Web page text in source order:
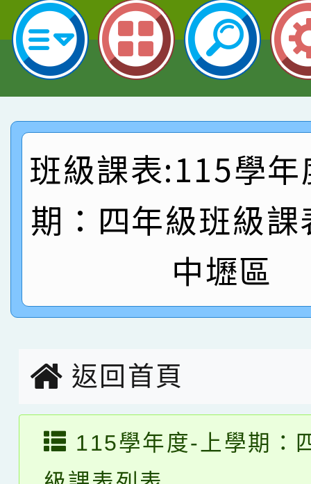
名 指導老師王老師、
園市英語競賽國小朗讀
指導老師林老師
賀！本校參加桃園市中
賽 劉文瑛教師榮獲教
臺灣台語-第二名
賀！本校參與2026世
市賽榮獲科學小創客佳
賀！本校參加桃園市中
名
倩參加桃園市科展 國
名 指導老師王老師、
賀！本校四年二班張O
園市英語競賽國小朗讀
指導老師林老師
賀！本校參加桃園市中
賽 劉文瑛教師榮獲教
臺灣台語-第二名
賀！本校參與2026世
市賽榮獲科學小創客佳
班級課表:115學
期：四年級班級
中壢區
返回首頁
115學年度-上學期：